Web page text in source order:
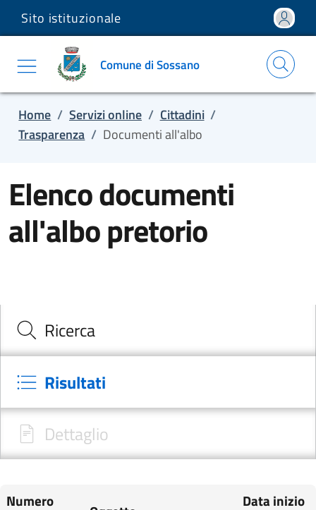
Salta e vai al contenuto
Salta e vai al footer
Sito istituzionale
Comune di Sossano
Home / Servizi online / Cittadini /
Trasparenza / Documenti all'albo
Elenco documenti
all'albo pretorio
Ricerca
Risultati
Dettaglio
Numero
Data inizio